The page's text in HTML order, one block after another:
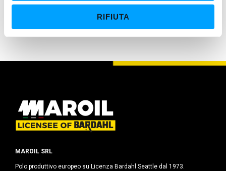
RIFIUTA
nettamente superiori rispetto ai lubrificanti convenzionali.
MAROIL SRL
Polo produttivo europeo su Licenza Bardahl Seattle dal 1973.